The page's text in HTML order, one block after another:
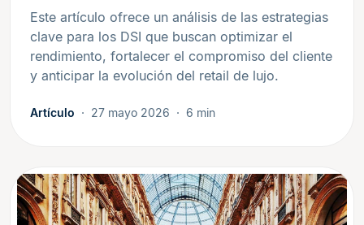
Este artículo ofrece un análisis de las estrategias
clave para los DSI que buscan optimizar el
rendimiento, fortalecer el compromiso del cliente
y anticipar la evolución del retail de lujo.
Artículo 27 mayo 2026 6 min